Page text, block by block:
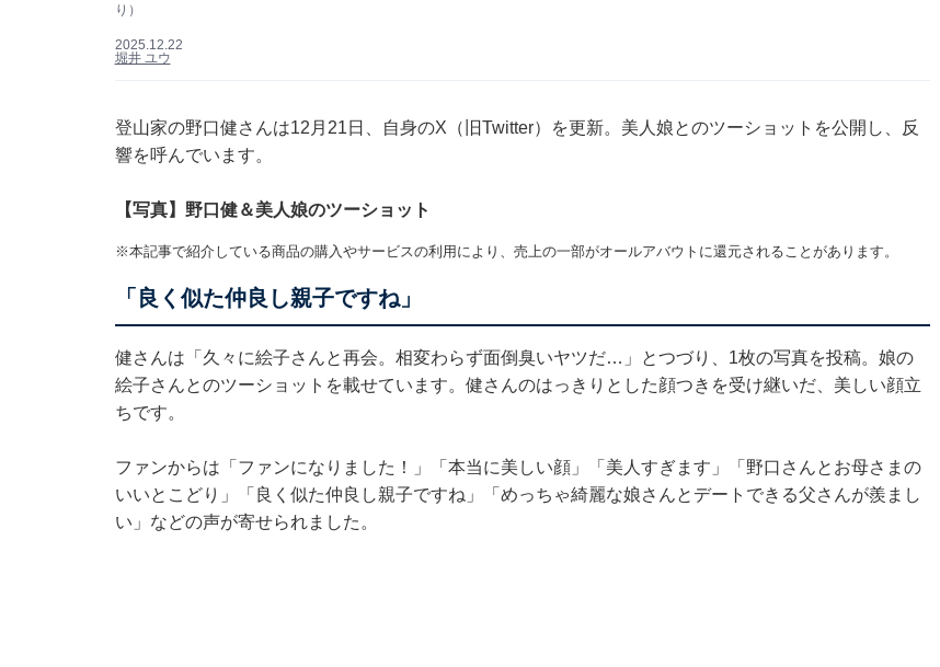
り）
2025.12.22
堀井 ユウ
登山家の野口健さんは12月21日、自身のX（旧Twitter）を更新。美人娘とのツーショットを公開し、反
響を呼んでいます。
【写真】野口健＆美人娘のツーショット
※本記事で紹介している商品の購入やサービスの利用により、売上の一部がオールアバウトに還元されることがあります。
「良く似た仲良し親子ですね」
健さんは「久々に絵子さんと再会。相変わらず面倒臭いヤツだ…」とつづり、1枚の写真を投稿。娘の
絵子さんとのツーショットを載せています。健さんのはっきりとした顔つきを受け継いだ、美しい顔立
ちです。
ファンからは「ファンになりました！」「本当に美しい顔」「美人すぎます」「野口さんとお母さまの
いいとこどり」「良く似た仲良し親子ですね」「めっちゃ綺麗な娘さんとデートできる父さんが羨まし
い」などの声が寄せられました。